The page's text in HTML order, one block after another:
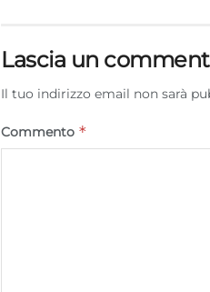
Lascia un
Il tuo indirizzo email non sarà
Commento *